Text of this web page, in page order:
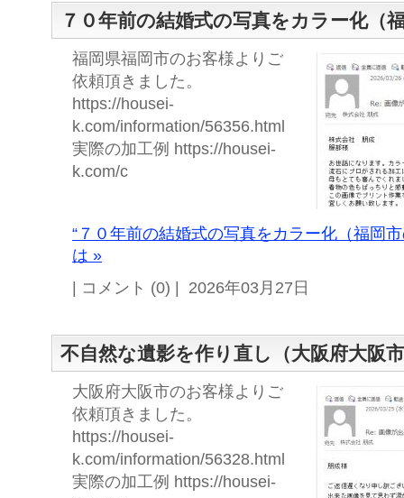
７０年前の結婚式の写真をカラー化（
福岡県福岡市のお客様よりご
依頼頂きました。
https://housei-
k.com/information/56356.html
実際の加工例 https://housei-
k.com/c
“７０年前の結婚式の写真をカラー化（福岡
は »
| コメント (0) | 2026年03月27日
不自然な遺影を作り直し（大阪府大阪
大阪府大阪市のお客様よりご
依頼頂きました。
https://housei-
k.com/information/56328.html
実際の加工例 https://housei-